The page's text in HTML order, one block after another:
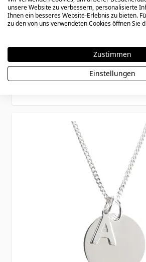
2622
47,90 €
unsere Website zu verbessern, personalisierte
Ihnen ein besseres Website-Erlebnis zu bieten.
zu den von uns verwendeten Cookies öffnen Sie
Zustimmen
Einstellungen